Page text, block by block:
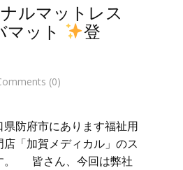
ルマットレス
マット
登
(0)
県防府市にあります福祉用
「加賀メディカル」のス
。 皆さん、今回は弊社